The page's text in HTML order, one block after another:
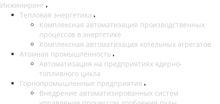
Инжиниринг
Тепловая энергетика
Комплексная автоматизация производственных
процессов в энергетике
Комплексная автоматизация котельных агрегатов
Атомная промышленность
Автоматизация на предприятиях ядерно-
топливного цикла
Горнопромышленные предприятия
Внедрение автоматизированных систем